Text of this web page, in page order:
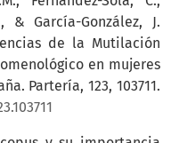
& García-González, J.
de la Mutilación
en mujeres
Partería, 123, 103711.